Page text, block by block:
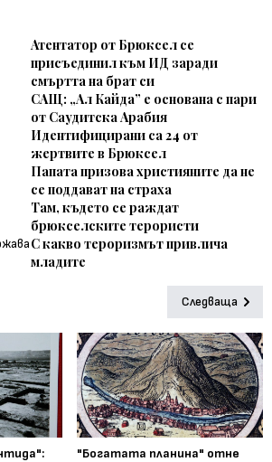
Атентатор от Брюксел се
присъединил към ИД заради
смъртта на брат си
САЩ: „Ал Кайда” е основана с пари
от Саудитска Арабия
Идентифицирани са 24 от
жертвите в Брюксел
Папата призова християните да не
се поддават на страха
Там, където се раждат
брюкселските терористи
С какво тероризмът привлича
младите
Следваща
"Богатата планина" отне